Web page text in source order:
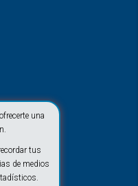
una
tus
de medios